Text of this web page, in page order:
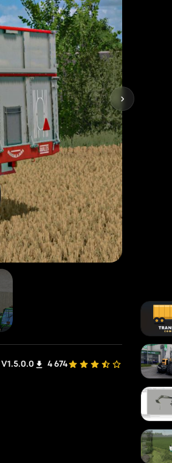
V1.5.0.0 4 674